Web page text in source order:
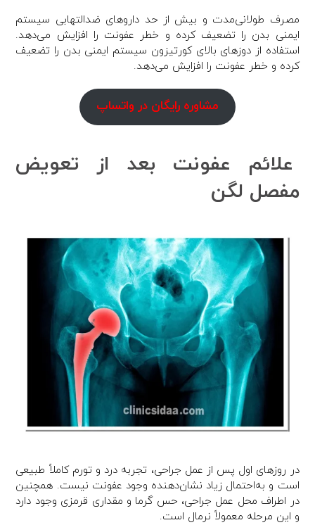
مصرف طولانی‌مدت و بیش از حد داروهای ضدالتهابی سیستم
ایمنی بدن را تضعیف کرده و خطر عفونت را افزایش می‌دهد.
استفاده از دوزهای بالای کورتیزون سیستم ایمنی بدن را تضعیف
کرده و خطر عفونت را افزایش می‌دهد.
مشاوره رایگان در واتساپ
علائم عفونت بعد از تعویض
مفصل لگن
در روزهای اول پس از عمل جراحی، تجربه درد و تورم کاملاً طبیعی
است و به‌احتمال زیاد نشان‌دهنده وجود عفونت نیست. همچنین
در اطراف محل عمل جراحی، حس گرما و مقداری قرمزی وجود دارد
و این مرحله معمولاً نرمال است.